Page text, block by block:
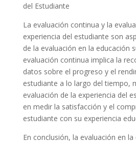
del Estudiante
La evaluación continua y la
experiencia del estudiante son
de la evaluación en la educación
evaluación continua implica la
datos sobre el progreso y el
estudiante a lo largo del tiempo,
evaluación de la experiencia del
en medir la satisfacción y el
estudiante con su experiencia
En conclusión, la evaluación en